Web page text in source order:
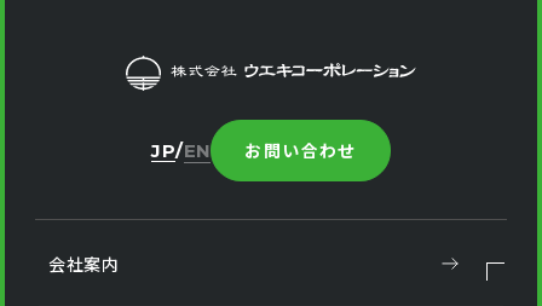
JP EN お問い合わせ
会社案内